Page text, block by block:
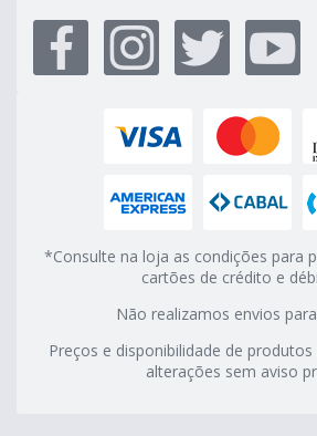
*Consulte na loja as condições para
cartões de crédito e
Não realizamos envios
Preços e disponibilidade de
alterações sem aviso